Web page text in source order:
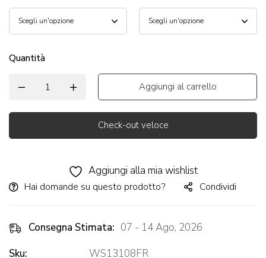
Quantità
Aggiungi al carrello
Check-out veloce
Aggiungi alla mia wishlist
Hai domande su questo prodotto? Condividi
Consegna Stimata: 07 - 14 Ago, 2026
Sku:
WS13108FR